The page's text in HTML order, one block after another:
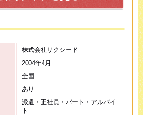
株式会社サクシード
2004年4月
全国
あり
派遣・正社員・パート・アルバイ
ト